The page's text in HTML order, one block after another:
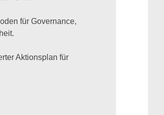
für Governance,
Aktionsplan für